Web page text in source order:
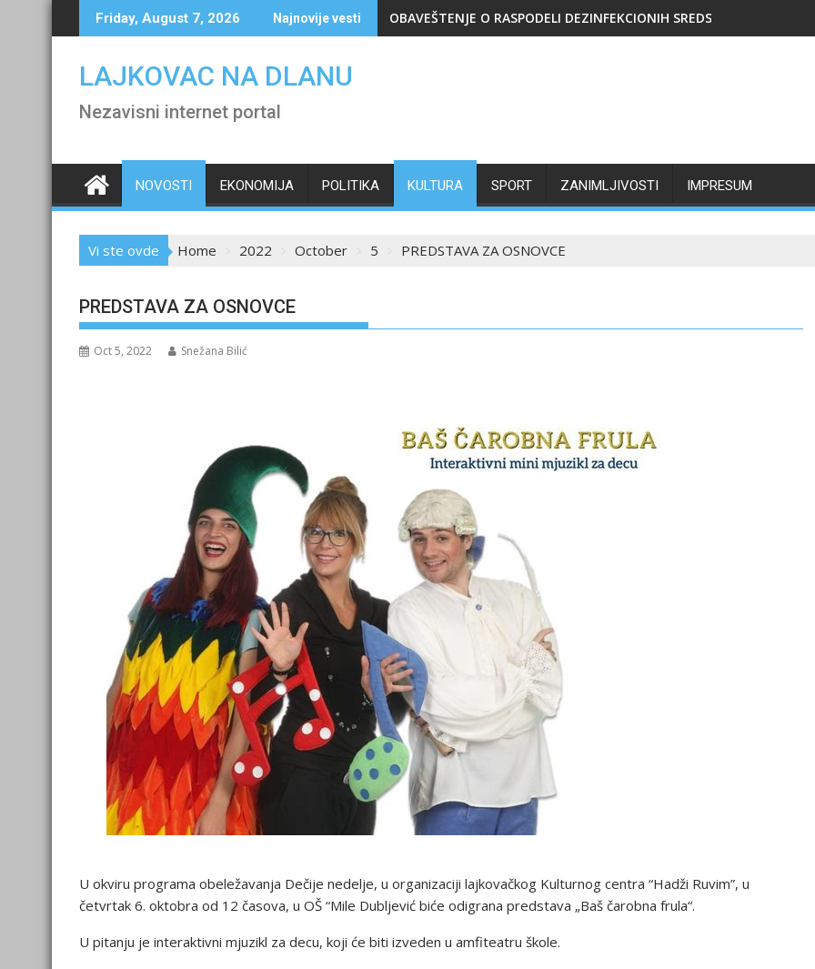
to
Friday, August 7, 2026 Najnovije vesti OBAVEŠTENJE O RASPODELI DEZINFEKCIONIH SREDSTAVA
LAJKOVAC NA DLANU
Nezavisni internet portal
NOVOSTI EKONOMIJA POLITIKA KULTURA SPORT ZANIMLJIVOSTI IMPRESUM
Vi ste ovde Home 2022 October 5 PREDSTAVA ZA OSNOVCE
PREDSTAVA ZA OSNOVCE
Oct 5, 2022 Snežana Bilić
U okviru programa obeležavanja Dečije nedelje, u organizaciji lajkovačkog Kulturnog centra “Hadži Ruvim”, u
četvrtak 6. oktobra od 12 časova, u OŠ “Mile Dubljević biće odigrana predstava „Baš čarobna frula“.
U pitanju je interaktivni mjuzikl za decu, koji će biti izveden u amfiteatru škole.